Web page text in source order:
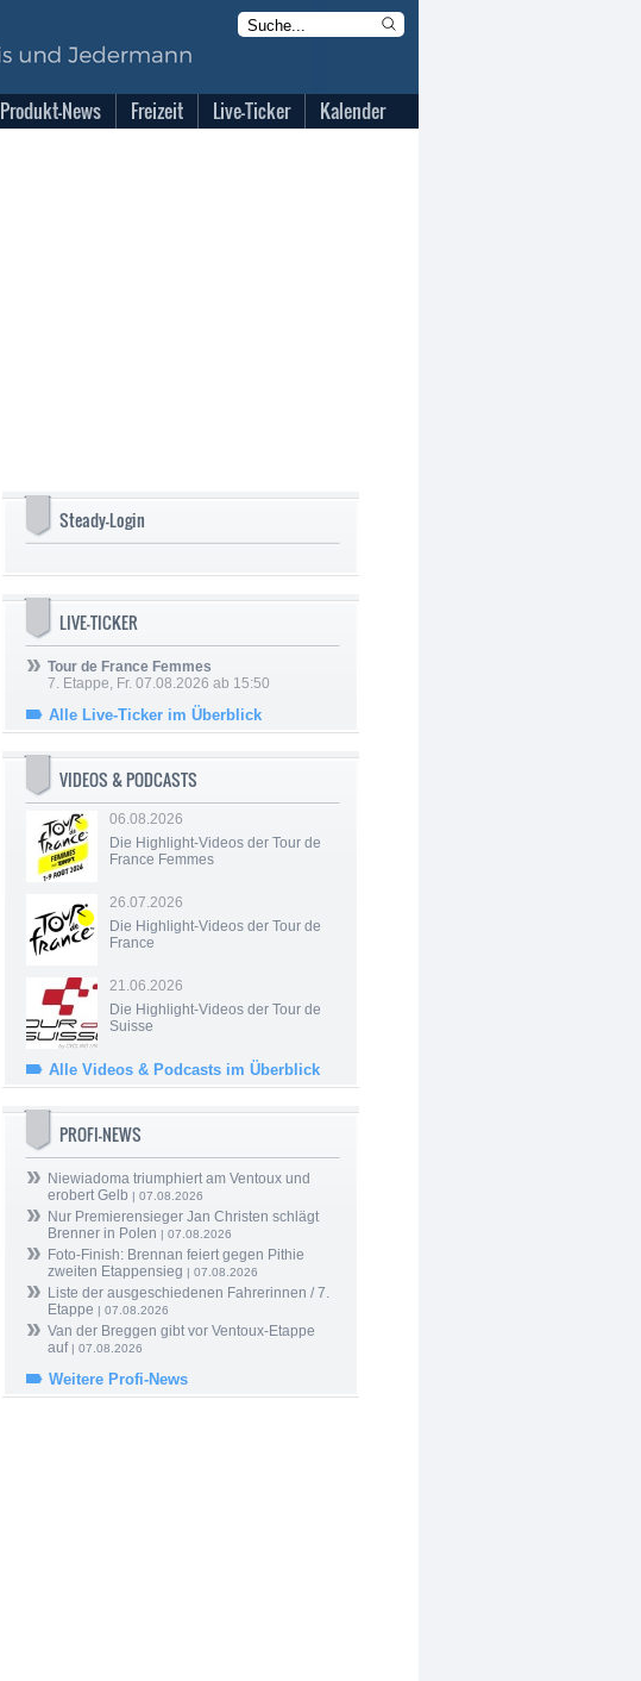
Produkt-News Freizeit Live-Ticker Kalender
Steady-Login
LIVE-TICKER
Tour de France Femmes
7. Etappe, Fr. 07.08.2026 ab 15:50
Alle Live-Ticker im Überblick
VIDEOS & PODCASTS
06.08.2026
Die Highlight-Videos der Tour de
France Femmes
26.07.2026
Die Highlight-Videos der Tour de
France
21.06.2026
Die Highlight-Videos der Tour de
Suisse
Alle Videos & Podcasts im Überblick
PROFI-NEWS
Niewiadoma triumphiert am Ventoux und
erobert Gelb | 07.08.2026
Nur Premierensieger Jan Christen schlägt
Brenner in Polen | 07.08.2026
Foto-Finish: Brennan feiert gegen Pithie
zweiten Etappensieg | 07.08.2026
Liste der ausgeschiedenen Fahrerinnen / 7.
Etappe | 07.08.2026
Van der Breggen gibt vor Ventoux-Etappe
auf| 07.08.2026
Weitere Profi-News